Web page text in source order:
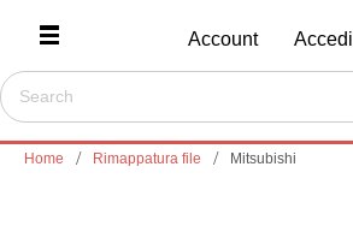
Account Accedi
Home Rimappatura file Mitsubishi